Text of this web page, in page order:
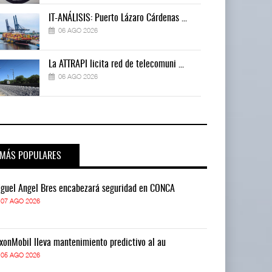
IT-ANÁLISIS: Puerto Lázaro Cárdenas ...
06 AGO 2026
La ATTRAPI licita red de telecomuni ...
06 AGO 2026
MÁS POPULARES
Ángel Bres encabezará seguridad en CONCA
07 AGO 2026
lleva mantenimiento predictivo al au
05 AGO 2026